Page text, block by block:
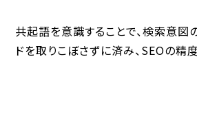
共起語を意識することで、検索意図
ドを取りこぼさずに済み、SEOの精